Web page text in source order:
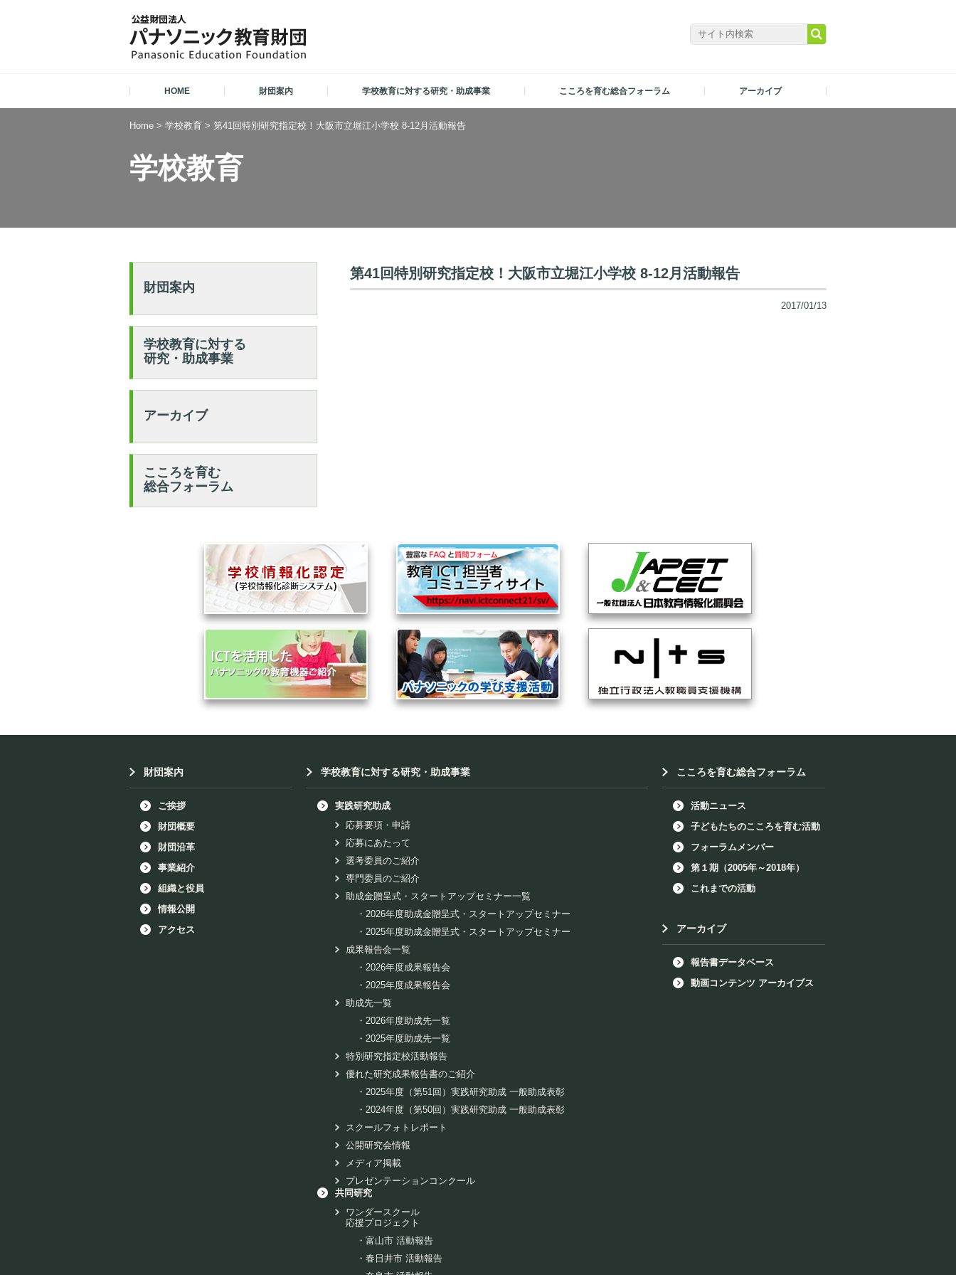
HOME 財団案内 学校教育に対する研究・助成事業 こころを育む総合フォーラム アーカイブ
Home > 学校教育 > 第41回特別研究指定校！大阪市立堀江小学校 8-12月活動報告
学校教育
第41回特別研究指定校！大阪市立堀江小学校 8-12月活動報告
2017/01/13
財団案内
学校教育に対する
研究・助成事業
アーカイブ
こころを育む
総合フォーラム
財団案内
ご挨拶
財団概要
財団沿革
事業紹介
組織と役員
情報公開
アクセス
学校教育に対する研究・助成事業
実践研究助成
応募要項・申請
応募にあたって
選考委員のご紹介
専門委員のご紹介
助成金贈呈式・スタートアップセミナー一覧
・ 2026年度助成金贈呈式・スタートアップセミナー
・ 2025年度助成金贈呈式・スタートアップセミナー
成果報告会一覧
・ 2026年度成果報告会
・ 2025年度成果報告会
助成先一覧
・ 2026年度助成先一覧
・ 2025年度助成先一覧
特別研究指定校活動報告
優れた研究成果報告書のご紹介
・ 2025年度（第51回）実践研究助成 一般助成表彰
・ 2024年度（第50回）実践研究助成 一般助成表彰
スクールフォトレポート
公開研究会情報
メディア掲載
プレゼンテーションコンクール
共同研究
ワンダースクール
応援プロジェクト
・ 富山市 活動報告
・ 春日井市 活動報告
こころを育む総合フォーラム
活動ニュース
子どもたちのこころを育む活動
フォーラムメンバー
第１期（2005年～2018年）
これまでの活動
アーカイブ
報告書データベース
動画コンテンツ アーカイブス